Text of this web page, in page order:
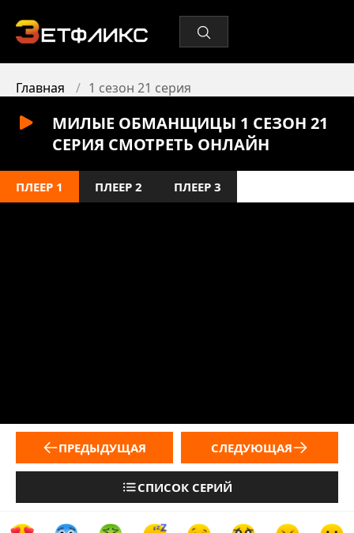
Главная 1 сезон 21 серия
МИЛЫЕ ОБМАНЩИЦЫ 1 СЕЗОН 21
СЕРИЯ СМОТРЕТЬ ОНЛАЙН
ПЛЕЕР 1 ПЛЕЕР 2 ПЛЕЕР 3
ПРЕДЫДУЩАЯ
СПИСОК СЕРИЙ
СЛЕДУЮЩАЯ